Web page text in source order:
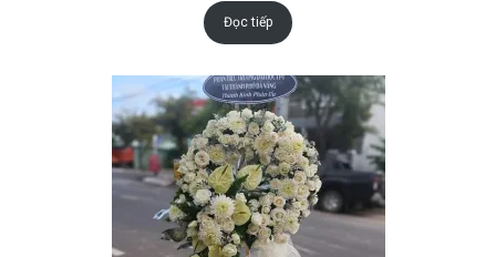
Đọc tiếp